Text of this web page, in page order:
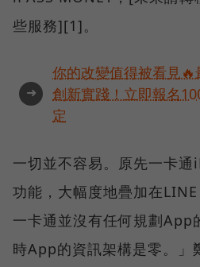
些服務][1]。
➜
你的改變值得被看見
創新實踐！立即報名
定
一切並不容易。原先一卡通
功能，大幅度地疊加在
一卡通並沒有任何規劃App
時App的資訊架構是零。」